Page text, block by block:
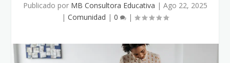
Publicado por MB Consultora Educativa | Ago 22, 2025
| Comunidad | 0 |